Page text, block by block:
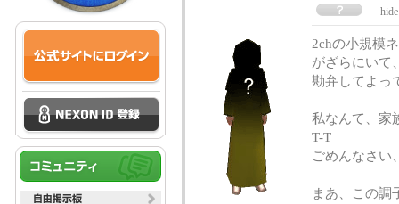
hide
2chの小規模
がざらにいて
勘弁してよっ
私なんて、家
T-T
ごめんなさい
まあ、この調